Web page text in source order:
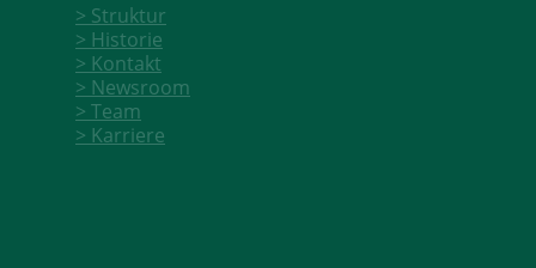
Struktur
Historie
Kontakt
Newsroom
Team
Karriere